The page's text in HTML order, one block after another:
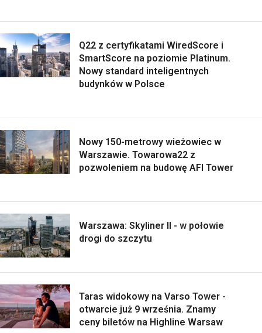
Q22 z certyfikatami WiredScore i
SmartScore na poziomie Platinum.
Nowy standard inteligentnych
budynków w Polsce
Nowy 150-metrowy wieżowiec w
Warszawie. Towarowa22 z
pozwoleniem na budowę AFI Tower
Warszawa: Skyliner II - w połowie
drogi do szczytu
Taras widokowy na Varso Tower -
otwarcie już 9 września. Znamy
ceny biletów na Highline Warsaw